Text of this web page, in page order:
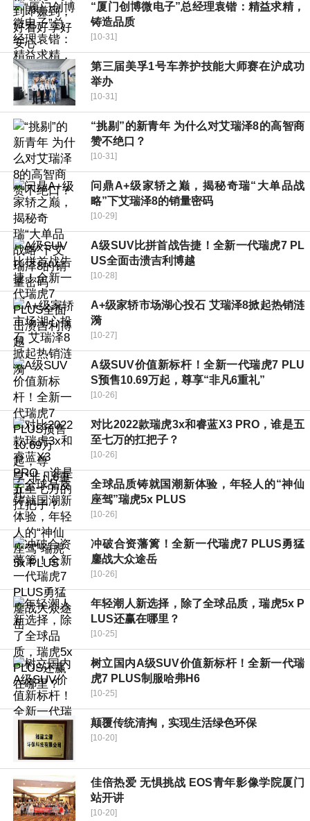
“厦门创博微电子”总经理袁锴：精益求精，
铸造品质
[10-31]
第三届美孚1号车养护技能大师赛在沪成功
举办
[10-31]
“挑剔”的新青年 为什么对艾瑞泽8的高智商
赞不绝口？
[10-31]
问鼎A+级家轿之巅，揭秘奇瑞“大单品战
略”下艾瑞泽8的销量密码
[10-29]
A级SUV比拼首战告捷！全新一代瑞虎7 PL
US全面击溃吉利博越
[10-28]
A+级家轿市场湖心投石 艾瑞泽8掀起热销涟
漪
[10-27]
A级SUV价值新标杆！全新一代瑞虎7 PLU
S预售10.69万起，尊享“非凡6重礼”
[10-26]
对比2022款瑞虎3x和睿蓝X3 PRO，谁是五
至七万的扛把子？
[10-26]
全球品质铸就国潮新体验，年轻人的“神仙
座驾”瑞虎5x PLUS
[10-26]
冲破合资藩篱！全新一代瑞虎7 PLUS勇猛
鏖战大众途岳
[10-26]
年轻潮人新选择，除了全球品质，瑞虎5x P
LUS还赢在哪里？
[10-25]
树立国内A级SUV价值新标杆！全新一代瑞
虎7 PLUS制服哈弗H6
[10-25]
颠覆传统清掏，实现生活绿色环保
[10-20]
佳倍热爱 无惧挑战 EOS青年影像学院厦门
站开讲
[10-20]